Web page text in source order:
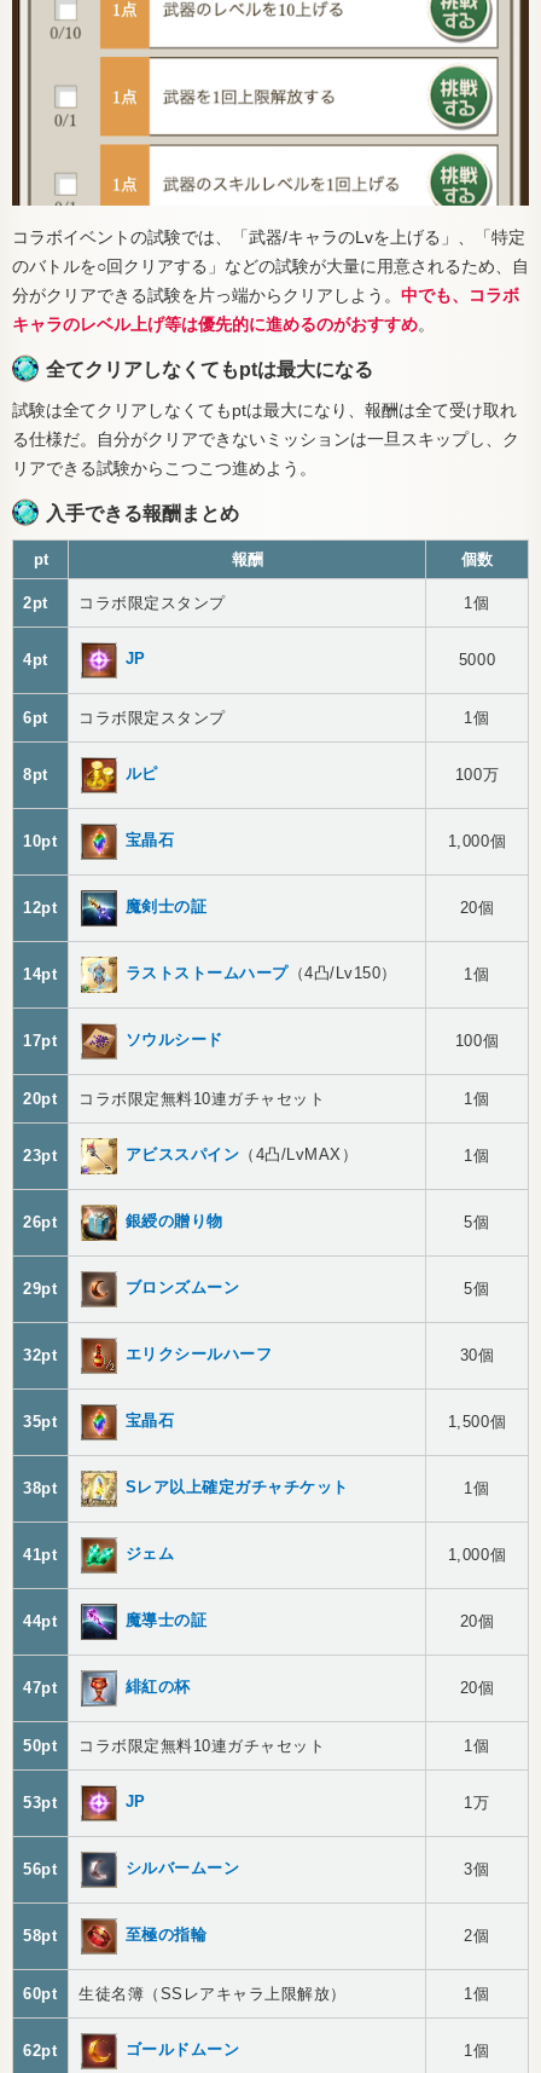
コラボイベントの試験では、「武器/キャラのLvを上げる」、「特定
のバトルを○回クリアする」などの試験が大量に用意されるため、自
分がクリアできる試験を片っ端からクリアしよう。 中でも、コラボ
キャラのレベル上げ等は優先的に進めるのがおすすめ。
全てクリアしなくてもptは最大になる
試験は全てクリアしなくてもptは最大になり、報酬は全て受け取れ
る仕様だ。自分がクリアできないミッションは一旦スキップし、ク
リアできる試験からこつこつ進めよう。
入手できる報酬まとめ
pt 報酬 個数
2pt コラボ限定スタンプ 1個
4pt JP 5000
6pt コラボ限定スタンプ 1個
8pt ルピ 100万
10pt 宝晶石 1,000個
12pt 魔剣士の証 20個
14pt ラストストームハープ（4凸/Lv150） 1個
17pt ソウルシード 100個
20pt コラボ限定無料10連ガチャセット 1個
23pt アビススパイン （4凸/LvMAX） 1個
26pt 銀綬の贈り物 5個
29pt ブロンズムーン 5個
32pt エリクシールハーフ 30個
35pt 宝晶石 1,500個
38pt Sレア以上確定ガチャチケット 1個
41pt ジェム 1,000個
44pt 魔導士の証 20個
47pt 緋紅の杯 20個
50pt コラボ限定無料10連ガチャセット 1個
53pt JP 1万
56pt シルバームーン 3個
58pt 至極の指輪 2個
60pt 生徒名簿（SSレアキャラ上限解放） 1個
62pt ゴールドムーン 1個